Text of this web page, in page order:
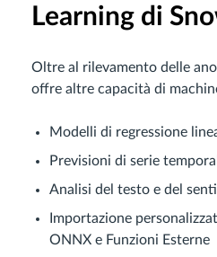
Learning di
Oltre al rilevamento delle
offre altre capacità di
Modelli di regressione
Previsioni di serie
Analisi del testo e del
Importazione
ONNX e Funzioni Esterne